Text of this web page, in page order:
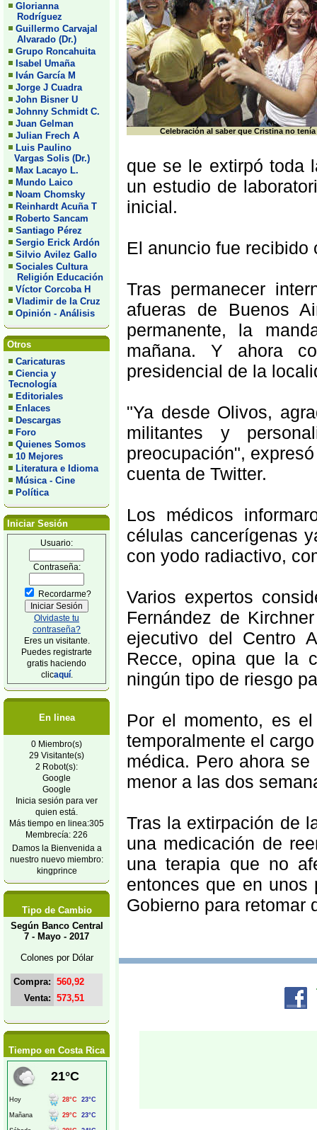
Glorianna
Rodríguez
Guillermo Carvajal
Alvarado (Dr.)
Grupo Roncahuita
Isabel Umaña
Iván García M
Jorge J Cuadra
John Bisner U
Johnny Schmidt C.
Juan Gelman
Julian Frech A
Luis Paulino
Vargas Solis (Dr.)
Max Lacayo L.
Mundo Laico
Noam Chomsky
Reinhardt Acuña T
Roberto Sancam
Santiago Pérez
Sergio Erick Ardón
Silvio Avilez Gallo
Sociales Cultura
Religión Educación
Víctor Corcoba H
Vladimir de la Cruz
Opinión - Análisis
Otros
Caricaturas
Ciencia y
Tecnología
Editoriales
Enlaces
Descargas
Foro
Quienes Somos
10 Mejores
Literatura e Idioma
Música - Cine
Política
Iniciar Sesión
Usuario:
Contraseña:
Recordarme?
Olvidaste tu
contraseña?
Eres un visitante.
Puedes registrarte
gratis haciendo
clicaquí.
En linea
0 Miembro(s)
29 Visitante(s)
2 Robot(s):
Google
Google
Inicia sesión para ver
quien está.
Más tiempo en linea:305
Membrecía: 226
Damos la Bienvenida a
nuestro nuevo miembro:
kingprince
Tipo de Cambio
Según Banco Central
7 - Mayo - 2017
Colones por Dólar
Compra: 560,92
Venta: 573,51
Tiempo en Costa Rica
Celebración al saber que Cristina no tenía
que se le extirpó toda
un estudio de
inicial.
El anuncio fue
Tras permanecer
afueras de Buenos
permanente, la
mañana. Y ahora
presidencial de la
"Ya desde Olivos,
militantes y
preocupación",
cuenta de Twitter.
Los médicos
células cancerígenas
con yodo radiactivo,
Varios expertos
Fernández de
ejecutivo del Centro
Recce, opina que la
ningún tipo de riesgo
Por el momento, es
temporalmente el
médica. Pero ahora
menor a las dos
Tras la extirpación de
una medicación de
una terapia que no
entonces que en
Gobierno para retomar